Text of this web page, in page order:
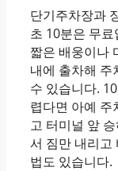
단기주차장과
초 10분은 무
짧은 배웅이나
내에 출차해 주
수 있습니다.
렵다면 아예 주
고 터미널 앞
서 짐만 내리고
법도 있습니다.